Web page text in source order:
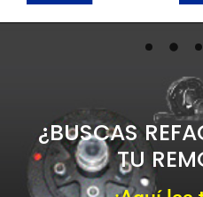
¿BUSCAS
TU